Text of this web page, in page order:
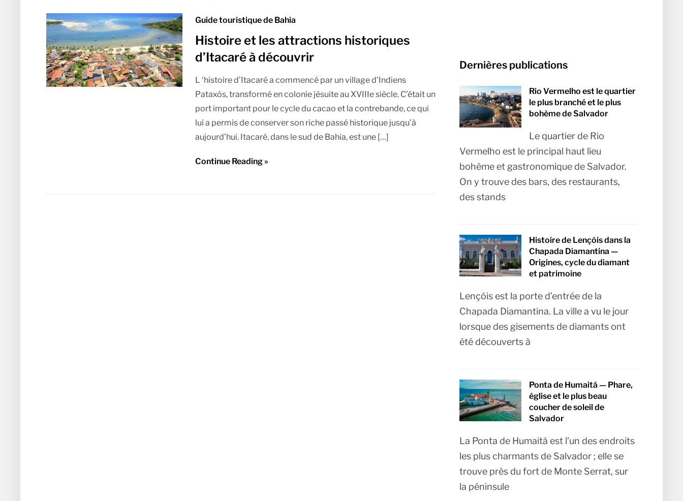
Guide touristique de Bahia
Histoire et les attractions historiques
d’Itacaré à découvrir
L ‘histoire d’Itacaré a commencé par un village d’Indiens
Pataxós, transformé en colonie jésuite au XVIIIe siècle. C’était un
port important pour le cycle du cacao et la contrebande, ce qui
lui a permis de conserver son riche passé historique jusqu’à
aujourd’hui. Itacaré, dans le sud de Bahia, est une […]
Continue Reading »
Dernières publications
Rio Vermelho est le quartier
le plus branché et le plus
bohème de Salvador
Le quartier de Rio
Vermelho est le principal haut lieu
bohème et gastronomique de Salvador.
On y trouve des bars, des restaurants,
des stands
Histoire de Lençóis dans la
Chapada Diamantina —
Origines, cycle du diamant
et patrimoine
Lençóis est la porte d’entrée de la
Chapada Diamantina. La ville a vu le jour
lorsque des gisements de diamants ont
été découverts à
Ponta de Humaitá — Phare,
église et le plus beau
coucher de soleil de
Salvador
La Ponta de Humaitá est l’un des endroits
les plus charmants de Salvador ; elle se
trouve près du fort de Monte Serrat, sur
la péninsule